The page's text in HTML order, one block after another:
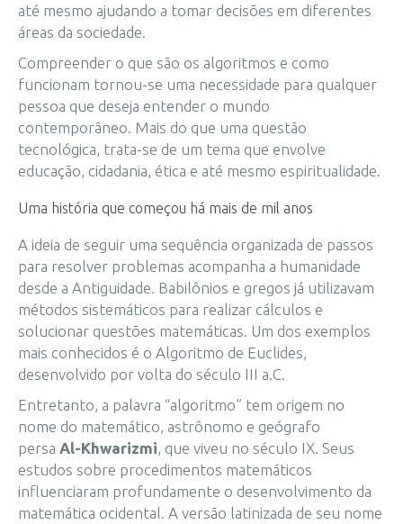
até mesmo ajudando a tomar decisões em diferentes
áreas da sociedade.
Compreender o que são os algoritmos e como
funcionam tornou-se uma necessidade para qualquer
pessoa que deseja entender o mundo
contemporâneo. Mais do que uma questão
tecnológica, trata-se de um tema que envolve
educação, cidadania, ética e até mesmo espiritualidade.
Uma história que começou há mais de mil anos
A ideia de seguir uma sequência organizada de passos
para resolver problemas acompanha a humanidade
desde a Antiguidade. Babilônios e gregos já utilizavam
métodos sistemáticos para realizar cálculos e
solucionar questões matemáticas. Um dos exemplos
mais conhecidos é o Algoritmo de Euclides,
desenvolvido por volta do século III a.C.
Entretanto, a palavra “algoritmo” tem origem no
nome do matemático, astrônomo e geógrafo
persa Al-Khwarizmi, que viveu no século IX. Seus
estudos sobre procedimentos matemáticos
influenciaram profundamente o desenvolvimento da
matemática ocidental. A versão latinizada de seu nome